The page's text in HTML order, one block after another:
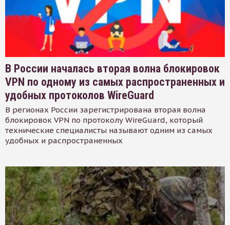
В России началась вторая волна блокировок
VPN по одному из самых распространенных и
удобных протоколов WireGuard
В регионах России зарегистрирована вторая волна
блокировок VPN по протоколу WireGuard, который
технические специалисты называют одним из самых
удобных и распространенных